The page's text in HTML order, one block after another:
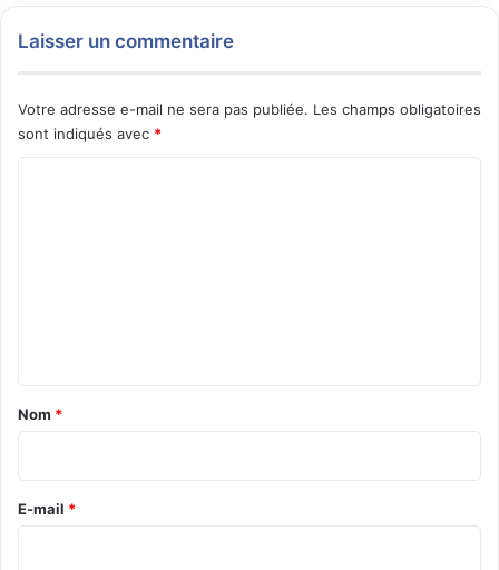
Laisser un commentaire
Votre adresse e-mail ne sera pas publiée. Les champs obligatoires
sont indiqués avec *
a
e
Nom *
E-mail *